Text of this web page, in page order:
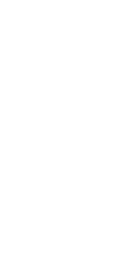
что позволяет
выбранной
надпись
носки.
Позолота